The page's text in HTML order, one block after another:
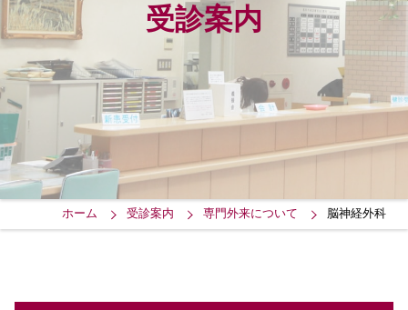
わ
病
院
受診案内
ホーム 受診案内 専門外来について 脳神経外科